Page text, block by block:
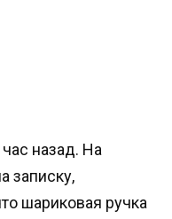
назад. На
записку,
шариковая ручка